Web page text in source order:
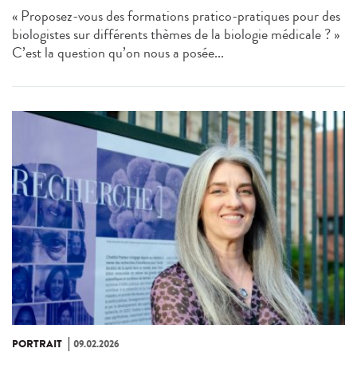
« Proposez‑vous des formations pratico‑pratiques pour des
biologistes sur différents thèmes de la biologie médicale ? »
C’est la question qu’on nous a posée...
PORTRAIT 09.02.2026